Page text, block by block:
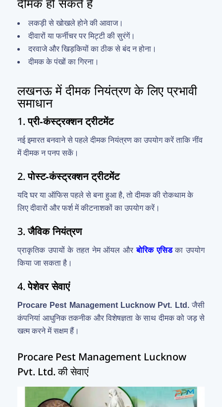
लकड़ी से खोखले होने की आवाज।
दीवारों या फर्नीचर पर मिट्टी की सुरंगें।
दरवाजे और खिड़कियों का ठीक से बंद न होना।
दीमक के पंखों का गिरना।
लखनऊ में दीमक नियंत्रण के लिए प्रभावी
समाधान
1.प्री-कंस्ट्रक्शन ट्रीटमेंट
नई इमारत बनवाने से पहले दीमक नियंत्रण का उपयोग करें ताकि नींव
में दीमक न पनप सकें।
2.पोस्ट-कंस्ट्रक्शन ट्रीटमेंट
यदि घर या ऑफिस पहले से बना हुआ है, तो दीमक की रोकथाम के
लिए दीवारों और फर्श में कीटनाशकों का उपयोग करें।
3.जैविक नियंत्रण
प्राकृतिक उपायों के तहत नेम ऑयल औरबोरिक एसिडका उपयोग
किया जा सकता है।
4.पेशेवर सेवाएं
Procare Pest Management Lucknow Pvt. Ltd.जैसी
कंपनियां आधुनिक तकनीक और विशेषज्ञता के साथ दीमक को जड़ से
खत्म करने में सक्षम हैं।
Procare Pest Management Lucknow
Pvt. Ltd. की सेवाएं